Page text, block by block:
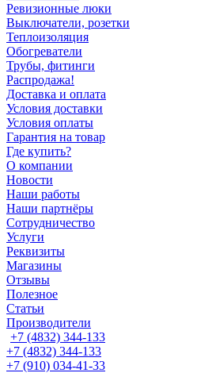
Ревизионные люки
Выключатели, розетки
Теплоизоляция
Обогреватели
Трубы, фитинги
Распродажа!
Доставка и оплата
Условия доставки
Условия оплаты
Гарантия на товар
Где купить?
О компании
Новости
Наши работы
Наши партнёры
Сотрудничество
Услуги
Реквизиты
Магазины
Отзывы
Полезное
Статьи
Производители
+7 (4832) 344-133
+7 (4832) 344-133
+7 (910) 034-41-33